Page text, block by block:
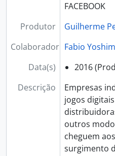
FACEBOOK
Produtor
Guilherme
Colaborador Fabio
Data(s)
2016
Descrição
Empresas
jogos
outros
cheguem
surgimento